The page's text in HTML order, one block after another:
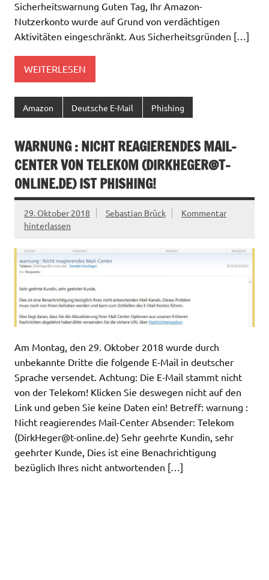
Sicherheitswarnung Guten Tag, Ihr Amazon-
Nutzerkonto wurde auf Grund von verdächtigen
Aktivitäten eingeschränkt. Aus Sicherheitsgründen […]
WEITERLESEN
Amazon Deutsche E-Mail Phishing
WARNUNG : NICHT REAGIERENDES MAIL-
CENTER VON TELEKOM (DIRKHEGER@T-
ONLINE.DE) IST PHISHING!
29. Oktober 2018 Sebastian Brück
Kommentar
hinterlassen
Am Montag, den 29. Oktober 2018 wurde durch
unbekannte Dritte die folgende E-Mail in deutscher
Sprache versendet. Achtung: Die E-Mail stammt nicht
von der Telekom! Klicken Sie deswegen nicht auf den
Link und geben Sie keine Daten ein! Betreff: warnung :
Nicht reagierendes Mail-Center Absender: Telekom
(DirkHeger@t-online.de) Sehr geehrte Kundin, sehr
geehrter Kunde, Dies ist eine Benachrichtigung
bezüglich Ihres nicht antwortenden […]